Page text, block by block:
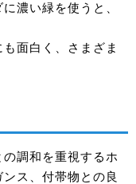
濃い緑を使うと、
面白く、さまざま
調和を重視するホ
ス、付帯物との良